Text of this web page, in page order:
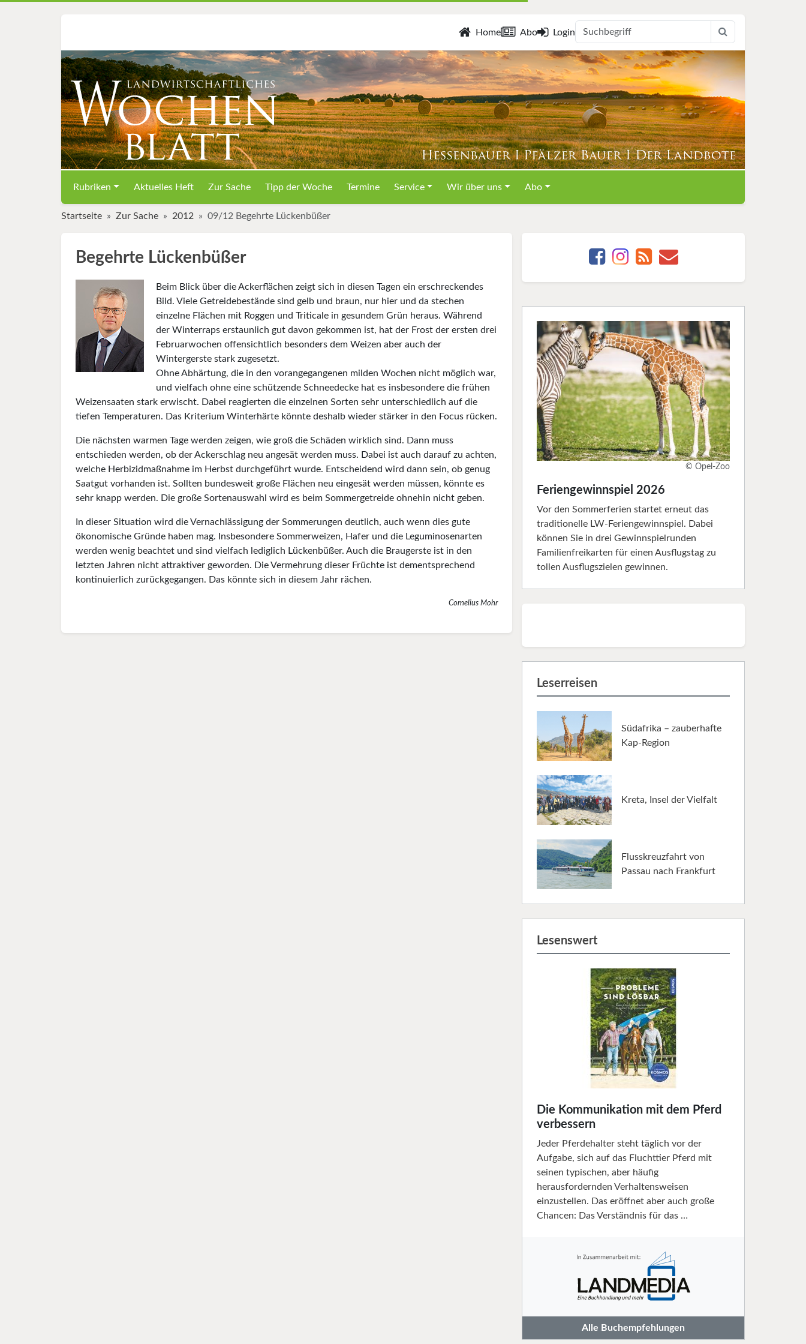
Home Abo Login
Rubriken Aktuelles Heft Zur Sache Tipp der Woche Termine Service Wir über uns Abo
Startseite Zur Sache 2012 09/12 Begehrte Lückenbüßer
Begehrte Lückenbüßer
Beim Blick über die Ackerflächen zeigt sich in diesen Tagen ein erschreckendes
Bild. Viele Getreidebestände sind gelb und braun, nur hier und da stechen
einzelne Flächen mit Roggen und Triticale in gesundem Grün heraus. Während
der Winterraps erstaunlich gut davon gekommen ist, hat der Frost der ersten drei
Februarwochen offensichtlich besonders dem Weizen aber auch der
Wintergerste stark zugesetzt.
Ohne Abhärtung, die in den vorangegangenen milden Wochen nicht möglich war,
und vielfach ohne eine schützende Schneedecke hat es insbesondere die frühen
Weizensaaten stark erwischt. Dabei reagierten die einzelnen Sorten sehr unterschiedlich auf die
tiefen Temperaturen. Das Kriterium Winterhärte könnte deshalb wieder stärker in den Focus rücken.
Die nächsten warmen Tage werden zeigen, wie groß die Schäden wirklich sind. Dann muss
entschieden werden, ob der Ackerschlag neu angesät werden muss. Dabei ist auch darauf zu achten,
welche Herbizidmaßnahme im Herbst durchgeführt wurde. Entscheidend wird dann sein, ob genug
Saatgut vorhanden ist. Sollten bundesweit große Flächen neu eingesät werden müssen, könnte es
sehr knapp werden. Die große Sortenauswahl wird es beim Sommergetreide ohnehin nicht geben.
In dieser Situation wird die Vernachlässigung der Sommerungen deutlich, auch wenn dies gute
ökonomische Gründe haben mag. Insbesondere Sommerweizen, Hafer und die Leguminosenarten
werden wenig beachtet und sind vielfach lediglich Lückenbüßer. Auch die Braugerste ist in den
letzten Jahren nicht attraktiver geworden. Die Vermehrung dieser Früchte ist dementsprechend
kontinuierlich zurückgegangen. Das könnte sich in diesem Jahr rächen.
Cornelius Mohr
© Opel-Zoo
Feriengewinnspiel 2026
Vor den Sommerferien startet erneut das
traditionelle LW-Feriengewinnspiel. Dabei
können Sie in drei Gewinnspielrunden
Familienfreikarten für einen Ausflugstag zu
tollen Ausflugszielen gewinnen.
Leserreisen
Südafrika – zauberhafte
Kap-Region
Kreta, Insel der Vielfalt
Flusskreuzfahrt von
Passau nach Frankfurt
Lesenswert
Die Kommunikation mit dem Pferd
verbessern
Jeder Pferdehalter steht täglich vor der
Aufgabe, sich auf das Fluchttier Pferd mit
seinen typischen, aber häufig
herausfordernden Verhaltensweisen
einzustellen. Das eröffnet aber auch große
Chancen: Das Verständnis für das …
Alle Buchempfehlungen